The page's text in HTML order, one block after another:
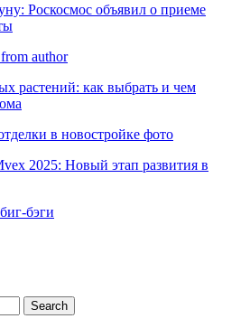
Роскосмос объявил о приеме
author
растений: как выбрать и чем
в новостройке фото
2025: Новый этап развития в
бэги